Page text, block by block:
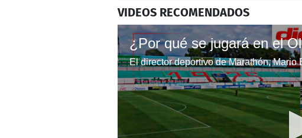
VIDEOS RECOMENDADOS